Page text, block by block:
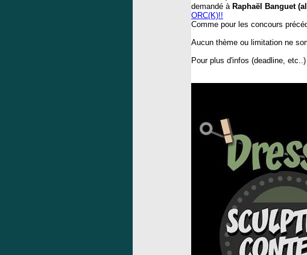
demandé à Raphaël Banguet
ORC(K)!!
Comme pour les concours
Aucun thème ou limitation ne
Pour plus d'infos (deadline, etc..)